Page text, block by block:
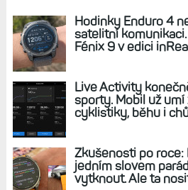
neexistují. Které se ideálu
vypadaly moje vysněné?